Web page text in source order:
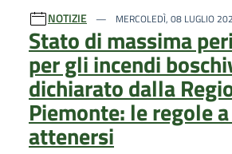
NOTIZIE MERCOLEDÌ, 08 LUGLIO
Stato di massima
per gli incendi
dichiarato dalla
Piemonte: le regole
attenersi